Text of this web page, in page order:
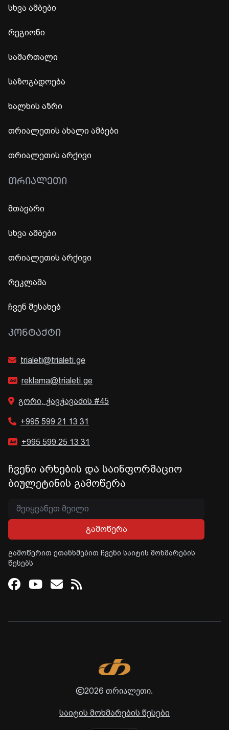
სხვა ამბები
რეგიონი
სამართალი
საზოგადოება
ხალხის აზრი
თრიალეთის ახალი ამბები
თრიალეთის არქივი
ᲗᲠᲘᲐᲚᲔᲗᲘ
მთავარი
სხვა ამბები
თრიალეთის არქივი
რეკლამა
ჩვენ შესახებ
ᲙᲝᲜᲢᲐᲥᲢᲘ
trialeti@trialeti.ge
reklama@trialeti.ge
გორი, ჭავჭავაძის #45
+995 599 21 13 31
+995 599 25 13 31
ჩვენი არხების და საინფორმაციო
ბიულეტინის გამოწერა
გამოწერა
გამოწერით ეთანხმებით ჩვენი საიტის მოხმარების
წესებს
Facebook
Youtube
Email
RSS
2026 თრიალეთი.
საიტის მოხმარების წესები